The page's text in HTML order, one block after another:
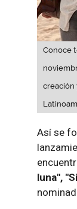
Conoce
creación
Así se
luna",